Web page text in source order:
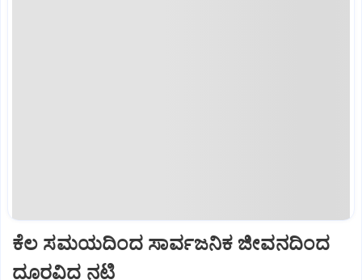
ಕೆಲ ಸಮಯದಿಂದ ಸಾರ್ವಜನಿಕ ಜೀವನದಿಂದ
ದೂರವಿದ್ದ ನಟಿ